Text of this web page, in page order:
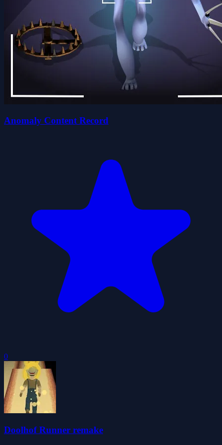
Anomaly Content Record
0
Doolhof Runner remake